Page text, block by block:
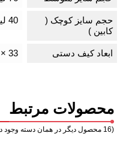
حجم سایز کوچک (
کابین )
40 لیتر
ابعاد کیف دستی 33 × 25 × 11 سانتی‌متر
محصولات مرتبط
(16 محصول دیگر در همان دسته وجود دارد )